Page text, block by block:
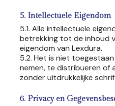
5. Intellectuele Eigendom
5.1. Alle intellectuele
betrekking tot de inhoud
eigendom van Lexdura.
5.2. Het is niet
nemen, te distribueren of
zonder uitdrukkelijke
6. Privacy en